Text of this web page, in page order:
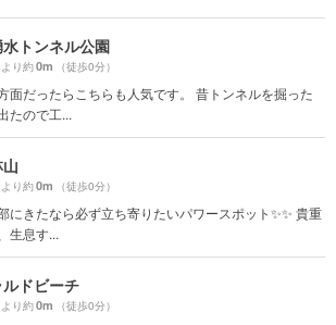
トンネル公園
り約0m （徒歩0分）
面だったらこちらも人気です。 昔トンネルを掘った
たので工...
り約0m （徒歩0分）
にきたなら必ず立ち寄りたいパワースポット✨✨ 貴重
生息す...
ドビーチ
り約0m （徒歩0分）